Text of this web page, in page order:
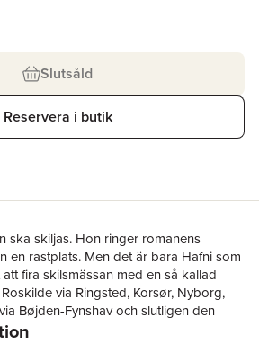
Slutsåld
Reservera i butik
ska skiljas. Hon ringer romanens
en rastplats. Men det är bara Hafni som
fira skilsmässan med en så kallad
via Ringsted, Korsør, Nyborg,
Bøjden-Fynshav och slutligen den
i Gråsten med tre gånger sju